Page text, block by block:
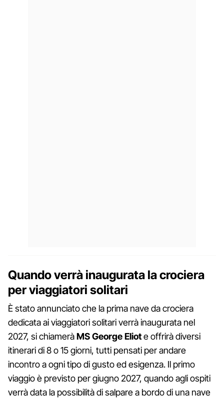
Quando verrà inaugurata la crociera
per viaggiatori solitari
È stato annunciato che la prima nave da crociera
dedicata ai viaggiatori solitari verrà inaugurata nel
2027, si chiameràMS George Eliote offrirà diversi
itinerari di 8 o 15 giorni, tutti pensati per andare
incontro a ogni tipo di gusto ed esigenza. Il primo
viaggio è previsto per giugno 2027, quando agli ospiti
verrà data la possibilità di salpare a bordo di una nave